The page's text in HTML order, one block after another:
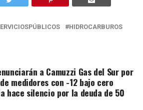
HIDROCARBUROS
a Camuzzi Gas del Sur por
medidores con -12 bajo cero
hace silencio por la deuda de 50